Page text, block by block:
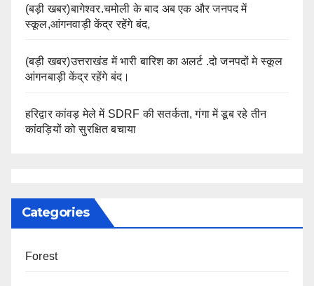
(बड़ी खबर)बागेश्वर.चमोली के बाद अब एक और जनपद में
स्कूल,आंगनवाड़ी केंद्र रहेंगे बंद,
(बड़ी खबर)उत्तराखंड में भारी बारिश का अलर्ट .दो जनपदों मे स्कूल
आंगनबाड़ी केंद्र रहेंगे बंद।
हरिद्वार कांवड़ मेले में SDRF की सतर्कता, गंगा में डूब रहे तीन
कांवड़ियों को सुरक्षित बचाया
Categories
Forest